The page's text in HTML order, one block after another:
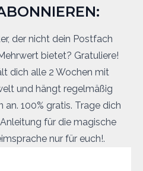
der nicht dein Postfach
bietet? Gratuliere!
dich alle 2 Wochen mit
und hängt regelmäßig
100% gratis. Trage dich
für die magische
nur für euch!.